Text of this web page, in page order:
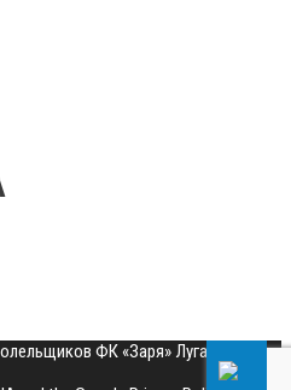
ФК «Заря» Луганск